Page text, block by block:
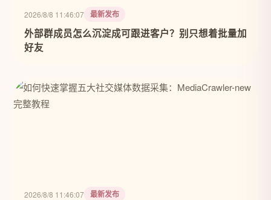
2026/8/8 11:46:07 最新发布
外部群成员怎么沉淀成可跟进客户？别只想着批量加
好友
2026/8/8 11:46:07 最新发布